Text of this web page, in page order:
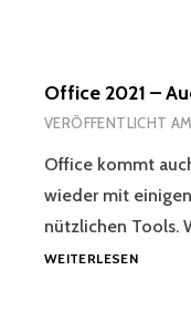
Office 2021 –
VERÖFFENTLICHT
Office kommt
wieder mit
nützlichen Tools.
WEITERLESENOFFICE